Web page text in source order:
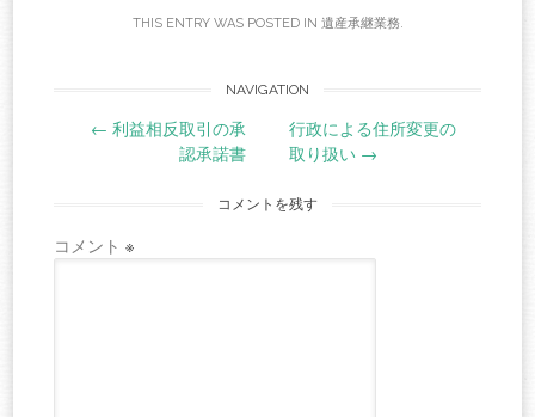
THIS ENTRY WAS POSTED IN 遺産承継業務.
navigation
NAVIGATION
← 利益相反取引の承
認承諾書
行政による住所変更の
取り扱い →
コメントを残す
コメント※